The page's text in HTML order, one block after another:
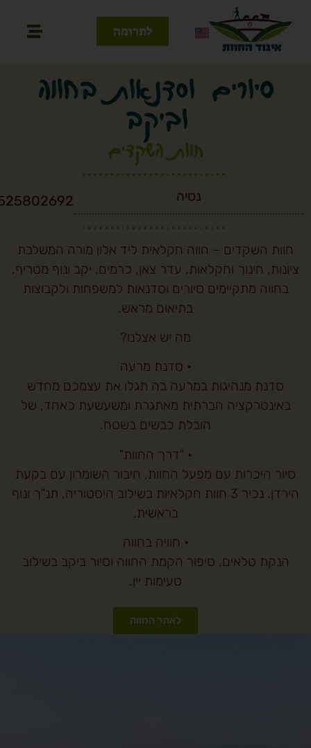
לתרומה
סיורים וסדנאות בחווה
וביקב
חוות השקדים
נסיה 0525802692
חוות השקדים – חווה חקלאית ליד אלון מורה המשלבת
ציונות, חינוך וחקלאות. עדר צאן, כרמים, יקב ונוף מטריף.
בחווה מתקיימים סיורים וסדנאות למשפחות ולקבוצות
בתיאום מראש.
מה יש אצלנו?
• סדנת מרעה
סדנת מנהיגות במרעה בה תגלו את עצמכם מחדש
באינטרקציה חברתית מאתגרת ומשעשעת כאחד, של
הובלת כבשים בשטח.
• "דרך החוות"
סיור היכרות עם מפעל החוות, חיבור השומרון עם בקעת
הירדן. נכיר 3 חוות חקלאיות בשילוב היסטוריה, תנ"ך ונוף
בראשית.
• חוויה בחווה
הנקת טלאים, סיפור הקמת החווה וסיור ביקב בשילוב
טעימות יין.
לאתר החווה